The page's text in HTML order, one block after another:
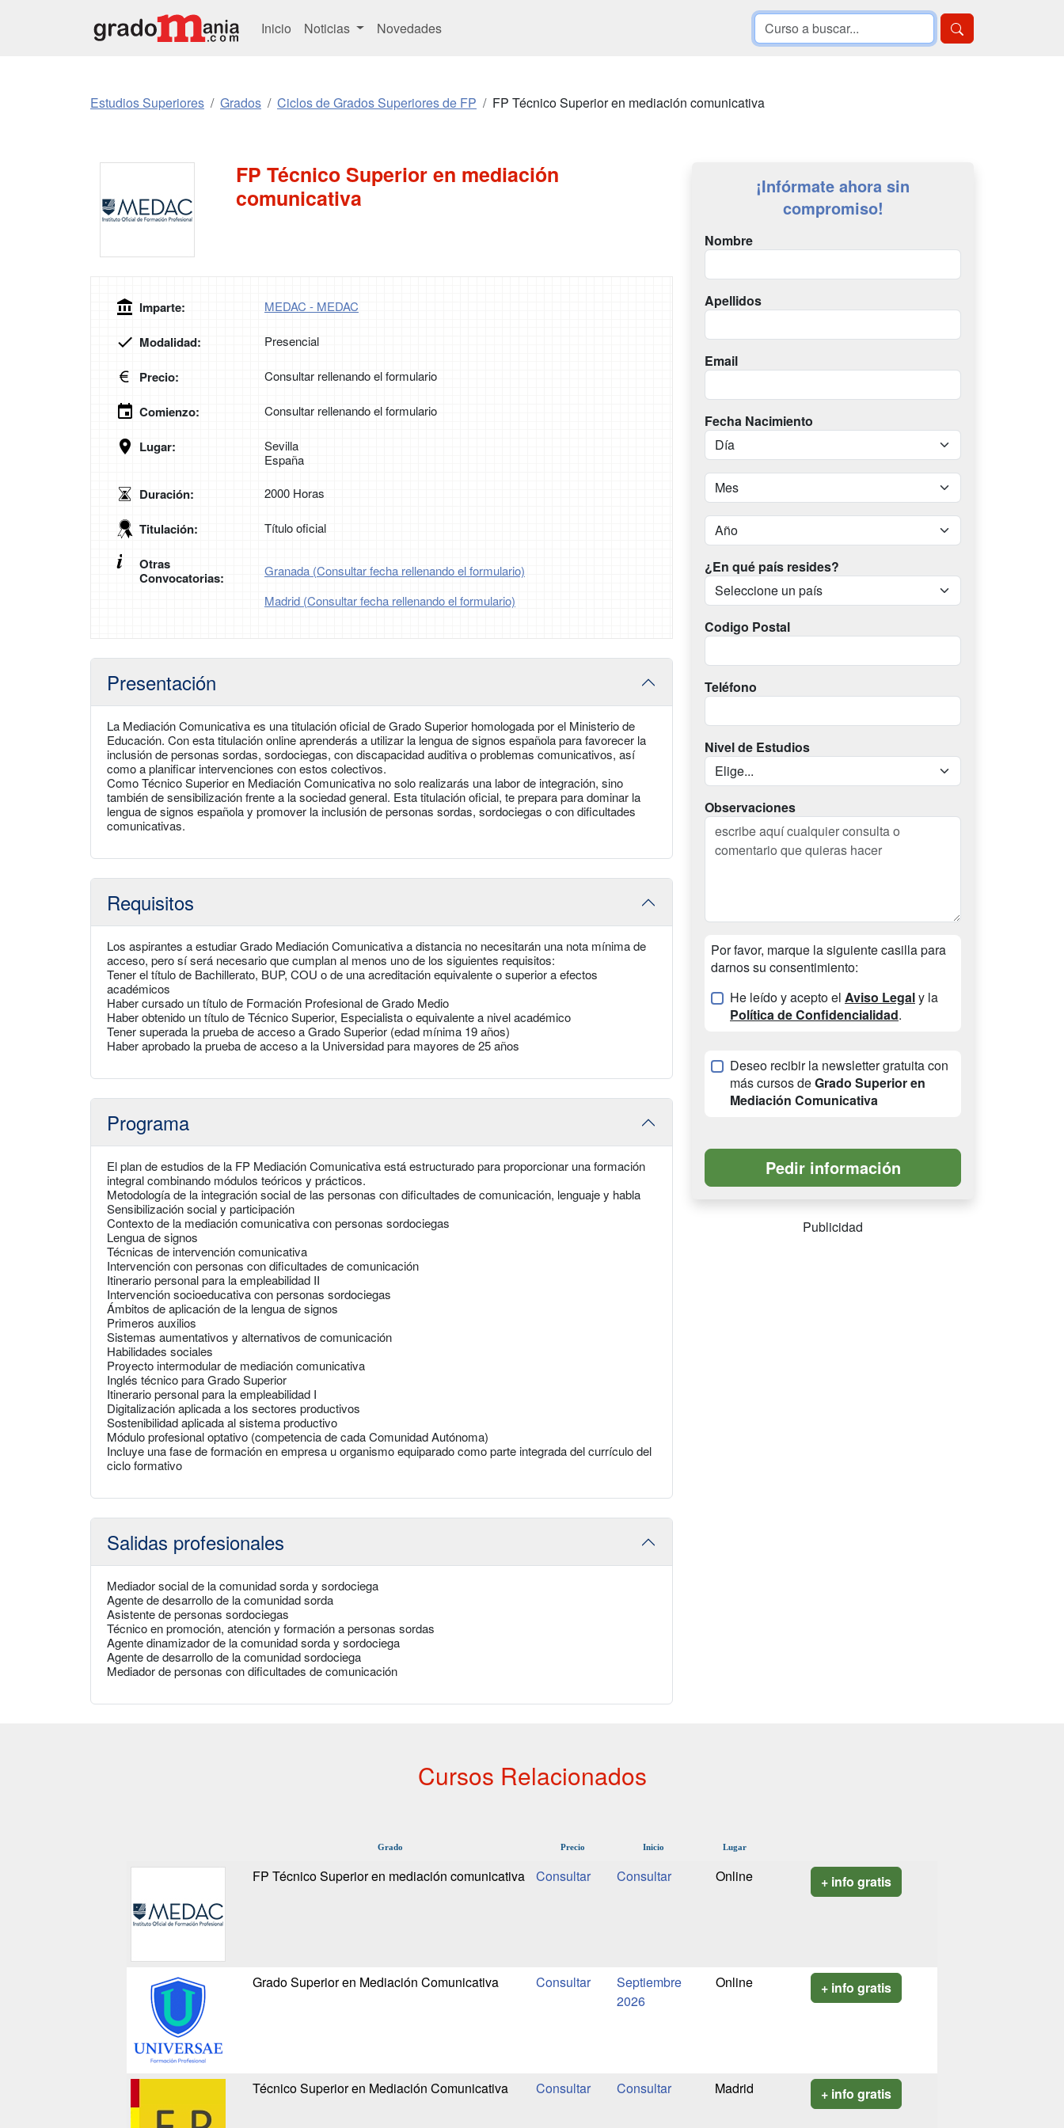
Inicio Noticias Novedades
Estudios Superiores Grados Ciclos de Grados Superiores de FP FP Técnico Superior en mediación comunicativa
FP Técnico Superior en mediación
comunicativa
Imparte: MEDAC - MEDAC
Modalidad: Presencial
Precio: Consultar rellenando el formulario
Comienzo: Consultar rellenando el formulario
Lugar:
Sevilla
España
Duración: 2000 Horas
Titulación: Título oficial
Otras
Convocatorias:
Granada (Consultar fecha rellenando el formulario)
Madrid (Consultar fecha rellenando el formulario)
Presentación
La Mediación Comunicativa es una titulación oficial de Grado Superior homologada por el Ministerio de
Educación. Con esta titulación online aprenderás a utilizar la lengua de signos española para favorecer la
inclusión de personas sordas, sordociegas, con discapacidad auditiva o problemas comunicativos, así
como a planificar intervenciones con estos colectivos.
Como Técnico Superior en Mediación Comunicativa no solo realizarás una labor de integración, sino
también de sensibilización frente a la sociedad general. Esta titulación oficial, te prepara para dominar la
lengua de signos española y promover la inclusión de personas sordas, sordociegas o con dificultades
comunicativas.
Requisitos
Los aspirantes a estudiar Grado Mediación Comunicativa a distancia no necesitarán una nota mínima de
acceso, pero sí será necesario que cumplan al menos uno de los siguientes requisitos:
Tener el título de Bachillerato, BUP, COU o de una acreditación equivalente o superior a efectos
académicos
Haber cursado un título de Formación Profesional de Grado Medio
Haber obtenido un título de Técnico Superior, Especialista o equivalente a nivel académico
Tener superada la prueba de acceso a Grado Superior (edad mínima 19 años)
Haber aprobado la prueba de acceso a la Universidad para mayores de 25 años
Programa
El plan de estudios de la FP Mediación Comunicativa está estructurado para proporcionar una formación
integral combinando módulos teóricos y prácticos.
Metodología de la integración social de las personas con dificultades de comunicación, lenguaje y habla
Sensibilización social y participación
Contexto de la mediación comunicativa con personas sordociegas
Lengua de signos
Técnicas de intervención comunicativa
Intervención con personas con dificultades de comunicación
Itinerario personal para la empleabilidad II
Intervención socioeducativa con personas sordociegas
Ámbitos de aplicación de la lengua de signos
Primeros auxilios
Sistemas aumentativos y alternativos de comunicación
Habilidades sociales
Proyecto intermodular de mediación comunicativa
Inglés técnico para Grado Superior
Itinerario personal para la empleabilidad I
Digitalización aplicada a los sectores productivos
Sostenibilidad aplicada al sistema productivo
Módulo profesional optativo (competencia de cada Comunidad Autónoma)
Incluye una fase de formación en empresa u organismo equiparado como parte integrada del currículo del
ciclo formativo
Salidas profesionales
Mediador social de la comunidad sorda y sordociega
Agente de desarrollo de la comunidad sorda
Asistente de personas sordociegas
Técnico en promoción, atención y formación a personas sordas
Agente dinamizador de la comunidad sorda y sordociega
Agente de desarrollo de la comunidad sordociega
Mediador de personas con dificultades de comunicación
¡Infórmate ahora sin
compromiso!
Nombre
Apellidos
Email
Fecha Nacimiento
¿En qué país resides?
Codigo Postal
Teléfono
Nivel de Estudios
Observaciones
Por favor, marque la siguiente casilla para
darnos su consentimiento:
He leído y acepto el Aviso Legaly la
Política de Confidencialidad.
Deseo recibir la newsletter gratuita con
más cursos deGrado Superior en
Mediación Comunicativa
Publicidad
Cursos Relacionados
Grado Precio Inicio Lugar
FP Técnico Superior en mediación comunicativa Online + info gratis
Grado Superior en Mediación Comunicativa
Septiembre
2026
Online + info gratis
Técnico Superior en Mediación Comunicativa Madrid + info gratis